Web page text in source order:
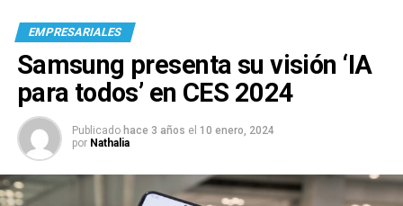
EMPRESARIALES
Samsung presenta su visión ‘IA
para todos’ en CES 2024
Publicado hace 3 años el 10 enero, 2024
por Nathalia